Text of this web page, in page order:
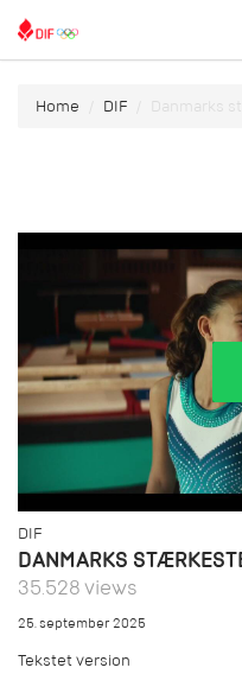
Home DIF Danmarks
DIF
DANMARKS
35.528 views
25. september 2025
Tekstet version